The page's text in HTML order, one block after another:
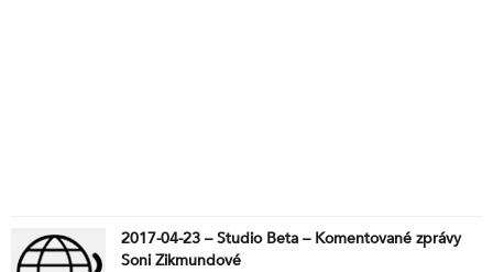
2017-04-23 – Studio Beta – Komentované zprávy
Soni Zikmundové